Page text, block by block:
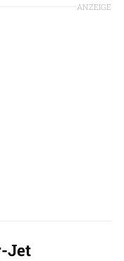
ANZEIGE
Jet